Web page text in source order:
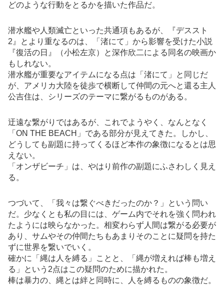
どのような行動をとるかを描いた作品だ。
潜水艦や人類滅亡といった共通項もあるが、『デススト
2』とより重なるのは、「渚にて」から影響を受けた小説
『復活の日』（小松左京）と深作欣二による同名の映画か
もしれない。
潜水艦が重要なアイテムになる点は「渚にて」と同じだ
が、アメリカ大陸を徒歩で横断して仲間の元へと還る主人
公吉住は、シリーズのテーマに繋がるものがある。
迂遠な繋がりではあるが、これでようやく、なんとなく
「ON THE BEACH」である部分が見えてきた。しかし、
どうしても副題に持ってくるほど本作の象徴になるとは思
えない。
「オンザビーチ」は、やはり前作の副題にふさわしく見え
る。
つづいて、「我々は繋ぐべきだったのか？」という問い
だ。少なくとも私の目には、ゲーム内でそれを強く問われ
たようには映らなかった。相変わらず人間は繋がる必要が
あり、サムやその仲間たちもあまりそのことに疑問を持た
ずに世界を繋いでいく。
確かに「縄は人を縛る」ことと、「縄が増えれば棒も増え
る」という2点はこの疑問のために描かれた。
棒は暴力の、縄とは絆と同時に、人を縛るものの象徴だ。